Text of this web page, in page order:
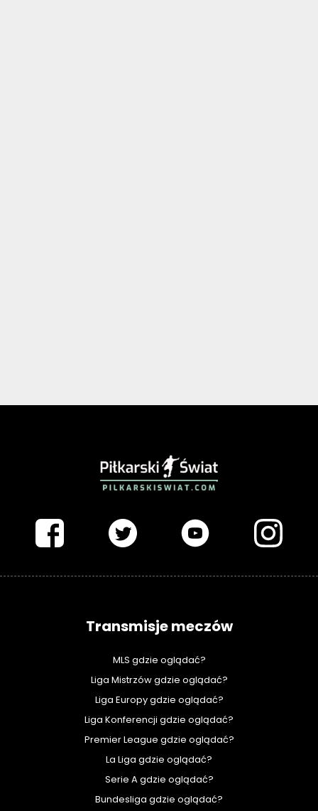
Transmisje meczów
MLS gdzie oglądać?
Liga Mistrzów gdzie oglądać?
Liga Europy gdzie oglądać?
Liga Konferencji gdzie oglądać?
Premier League gdzie oglądać?
La Liga gdzie oglądać?
Serie A gdzie oglądać?
Bundesliga gdzie oglądać?